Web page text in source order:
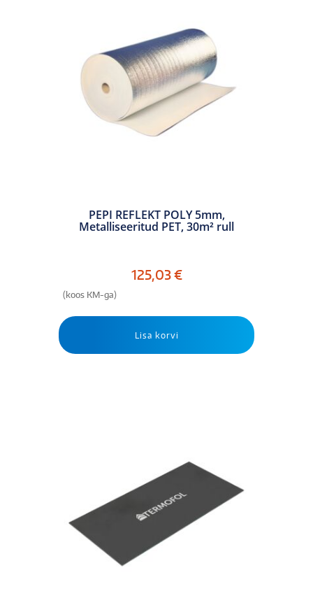
PEPI REFLEKT POLY 5mm,
Metalliseeritud PET, 30m² rull
125,03€
(koos KM-ga)
Lisa korvi